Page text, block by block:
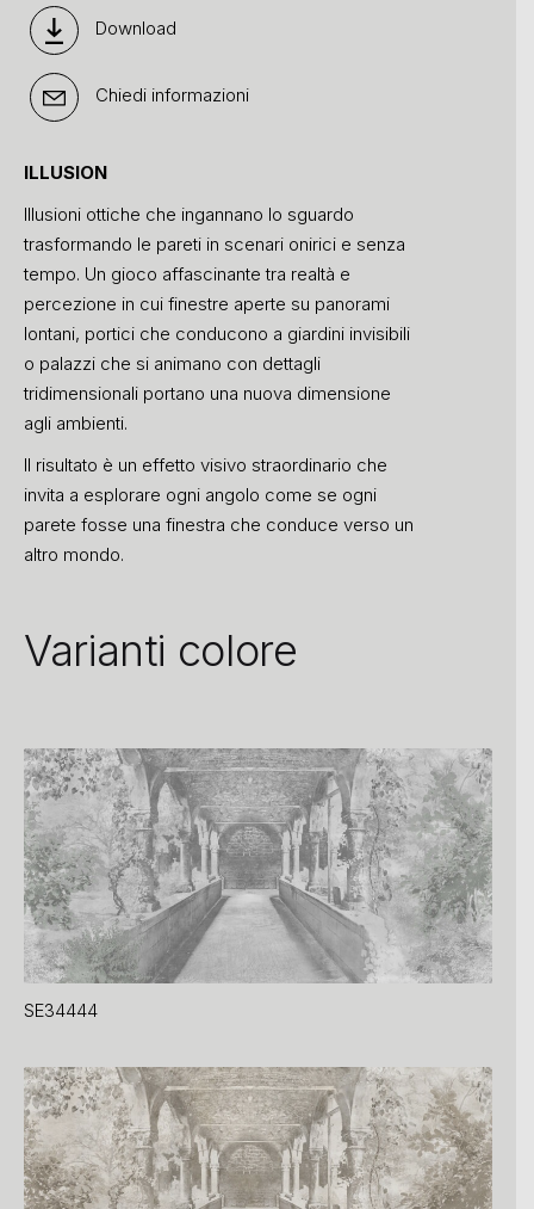
Download
Chiedi informazioni
ILLUSION
Illusioni ottiche che ingannano lo sguardo
trasformando le pareti in scenari onirici e senza
tempo. Un gioco affascinante tra realtà e
percezione in cui finestre aperte su panorami
lontani, portici che conducono a giardini invisibili
o palazzi che si animano con dettagli
tridimensionali portano una nuova dimensione
agli ambienti.
Il risultato è un effetto visivo straordinario che
invita a esplorare ogni angolo come se ogni
parete fosse una finestra che conduce verso un
altro mondo.
Varianti colore
SE34444